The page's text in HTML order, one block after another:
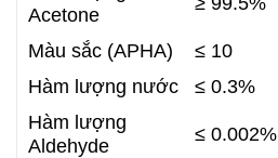
Acetone
Màu sắc (APHA)
≤ 10
Hàm lượng nước
≤ 0.3%
Hàm lượng
Aldehyde
≤ 0.002%